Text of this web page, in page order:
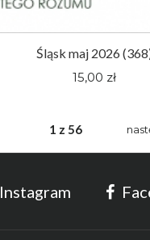
Śląsk maj 2026
15,00 zł
1 z 56
Instagram